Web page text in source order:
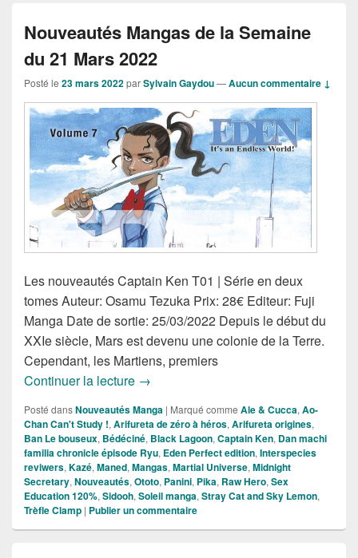
Nouveautés Mangas de la Semaine
du 21 Mars 2022
Posté le 23 mars 2022parSylvain Gaydou—Aucun commentaire ↓
Les nouveautés Captain Ken T01 | Série en deux
tomes Auteur: Osamu Tezuka Prix: 28€ Editeur: Fuji
Manga Date de sortie: 25/03/2022 Depuis le début du
XXIe siècle, Mars est devenu une colonie de la Terre.
Cependant, les Martiens, premiers
Continuer la lecture Nouveautés Mangas de la Semaine
→
Posté dansNouveautés Manga | Marqué comme Ale & Cucca,Ao-
Chan Can't Study !,Arifureta de zéro à héros,Arifureta origines,
Ban Le bouseux, Bédéciné, Black Lagoon,Captain Ken, Dan machi
familia chronicle épisode Ryu, Eden Perfect edition,Interspecies
reviwers,Kazé,Maned,Mangas,Martial Universe,Midnight
Secretary,Nouveautés,Ototo, Panini, Pika, Raw Hero,Sex
Education 120%,Sidooh,Soleil manga,Stray Cat and Sky Lemon,
Trèfle Clamp | Publier un commentaire